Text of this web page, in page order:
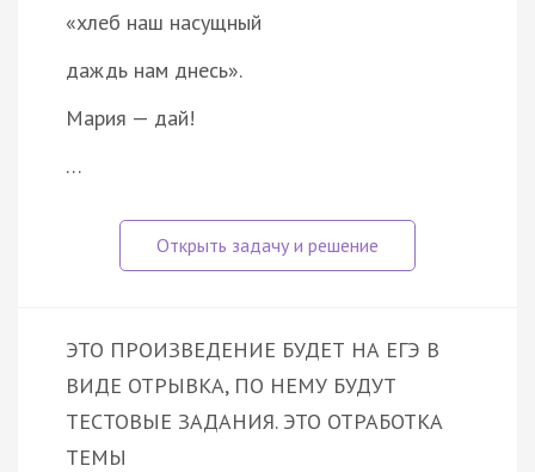
«хлеб наш насущный
даждь нам днесь».
Мария — дай!
…
ЭТО ПРОИЗВЕДЕНИЕ БУДЕТ НА ЕГЭ В
ВИДЕ ОТРЫВКА, ПО НЕМУ БУДУТ
ТЕСТОВЫЕ ЗАДАНИЯ. ЭТО ОТРАБОТКА
ТЕМЫ